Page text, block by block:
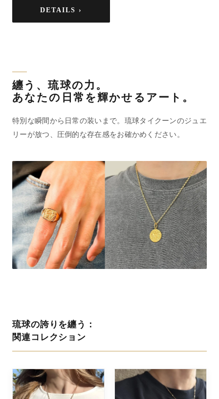
DETAILS ›
纏う、琉球の力。
あなたの日常を輝かせるアート。
特別な瞬間から日常の装いまで。琉球タイクーンのジュエ
リーが放つ、圧倒的な存在感をお確かめください。
指先
唯一無
琉球の誇りを纏う：
関連コレクション